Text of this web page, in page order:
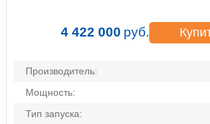
4 422 000 руб.
Производитель:
Мощность:
Тип запуска: